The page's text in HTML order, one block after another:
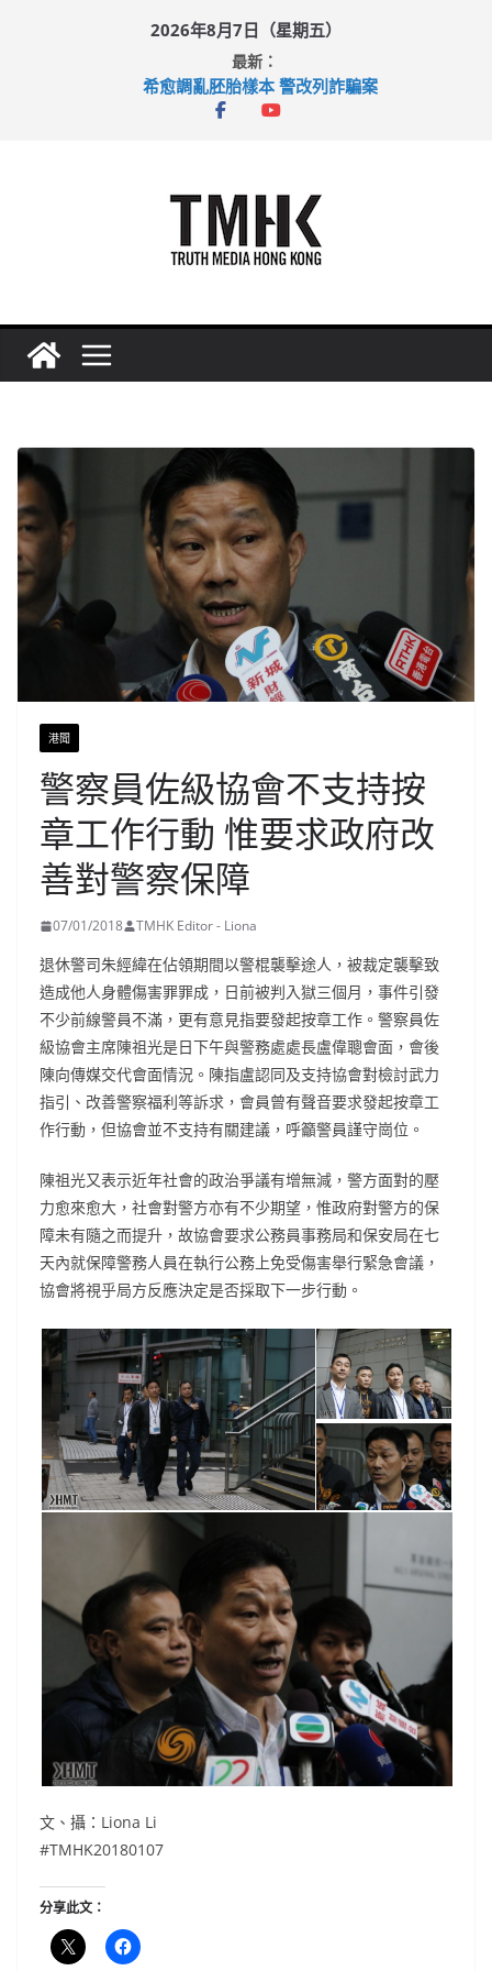
2026年8月7日（星期五）
最新：
希愈調亂胚胎樣本 警改列詐騙案
足球盛會次場激戰 祖雲達斯挫車路士
港聞
警察員佐級協會不支持按
章工作行動 惟要求政府改
善對警察保障
07/01/2018 TMHK Editor - Liona
退休警司朱經緯在佔領期間以警棍襲擊途人，被裁定襲擊致
造成他人身體傷害罪罪成，日前被判入獄三個月，事件引發
不少前線警員不滿，更有意見指要發起按章工作。警察員佐
級協會主席陳祖光是日下午與警務處處長盧偉聰會面，會後
陳向傳媒交代會面情況。陳指盧認同及支持協會對檢討武力
指引、改善警察福利等訴求，會員曾有聲音要求發起按章工
作行動，但協會並不支持有關建議，呼籲警員謹守崗位。
陳祖光又表示近年社會的政治爭議有增無減，警方面對的壓
力愈來愈大，社會對警方亦有不少期望，惟政府對警方的保
障未有隨之而提升，故協會要求公務員事務局和保安局在七
天內就保障警務人員在執行公務上免受傷害舉行緊急會議，
協會將視乎局方反應決定是否採取下一步行動。
文、攝：Liona Li
#TMHK20180107
分享此文：